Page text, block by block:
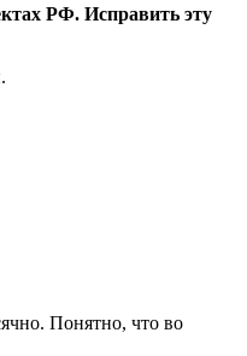
РФ. Исправить эту
Понятно, что во